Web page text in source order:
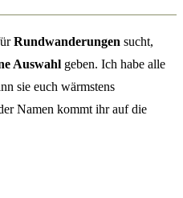
Rundwanderungen sucht,
Auswahl geben. Ich habe alle
sie euch wärmstens
Namen kommt ihr auf die